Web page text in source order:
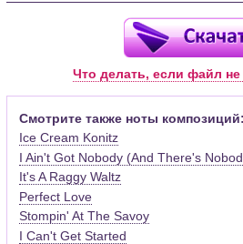
Что делать, если файл не
Смотрите также ноты композиций:
Ice Cream Konitz
I Ain't Got Nobody (And There's
It's A Raggy Waltz
Perfect Love
Stompin' At The Savoy
I Can't Get Started